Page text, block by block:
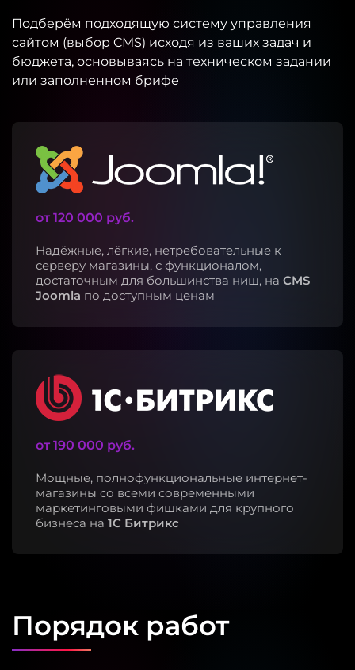
Подберём подходящую систему управления
сайтом (выбор CMS) исходя из ваших задач и
бюджета, основываясь на техническом задании
или заполненном брифе
от 120 000 руб.
Надёжные, лёгкие, нетребовательные к
серверу магазины, с функционалом,
достаточным для большинства ниш, на CMS
Joomla по доступным ценам
от 190 000 руб.
Мощные, полнофункциональные интернет-
магазины со всеми современными
маркетинговыми фишками для крупного
бизнеса на 1C Битрикс
Порядок работ